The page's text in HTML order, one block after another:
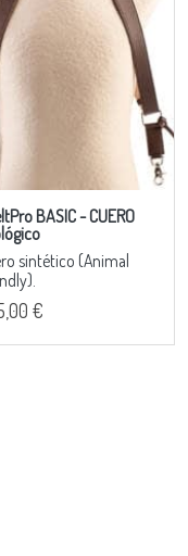
BASIC - CUERO
sintético (Animal
€